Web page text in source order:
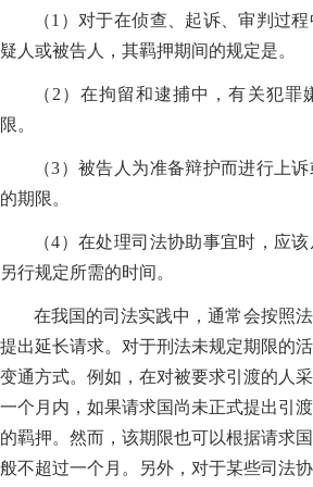
（1）对于在侦查、起诉、审判过
疑人或被告人，其羁押期间的规定是。
（2）在拘留和逮捕中，有关犯罪
限。
（3）被告人为准备辩护而进行上
的期限。
（4）在处理司法协助事宜时，应
另行规定所需的时间。
在我国的司法实践中，通常会按照
提出延长请求。对于刑法未规定期限的
变通方式。例如，在对被要求引渡的人
一个月内，如果请求国尚未正式提出引
的羁押。然而，该期限也可以根据请求
般不超过一个月。另外，对于某些司法